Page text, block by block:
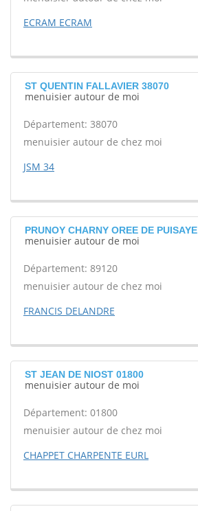
ECRAM ECRAM
ST QUENTIN FALLAVIER 38070
menuisier autour de moi
Département: 38070
menuisier autour de chez moi
JSM 34
PRUNOY CHARNY OREE DE
menuisier autour de moi
Département: 89120
menuisier autour de chez moi
FRANCIS DELANDRE
ST JEAN DE NIOST 01800
menuisier autour de moi
Département: 01800
menuisier autour de chez moi
CHAPPET CHARPENTE EURL